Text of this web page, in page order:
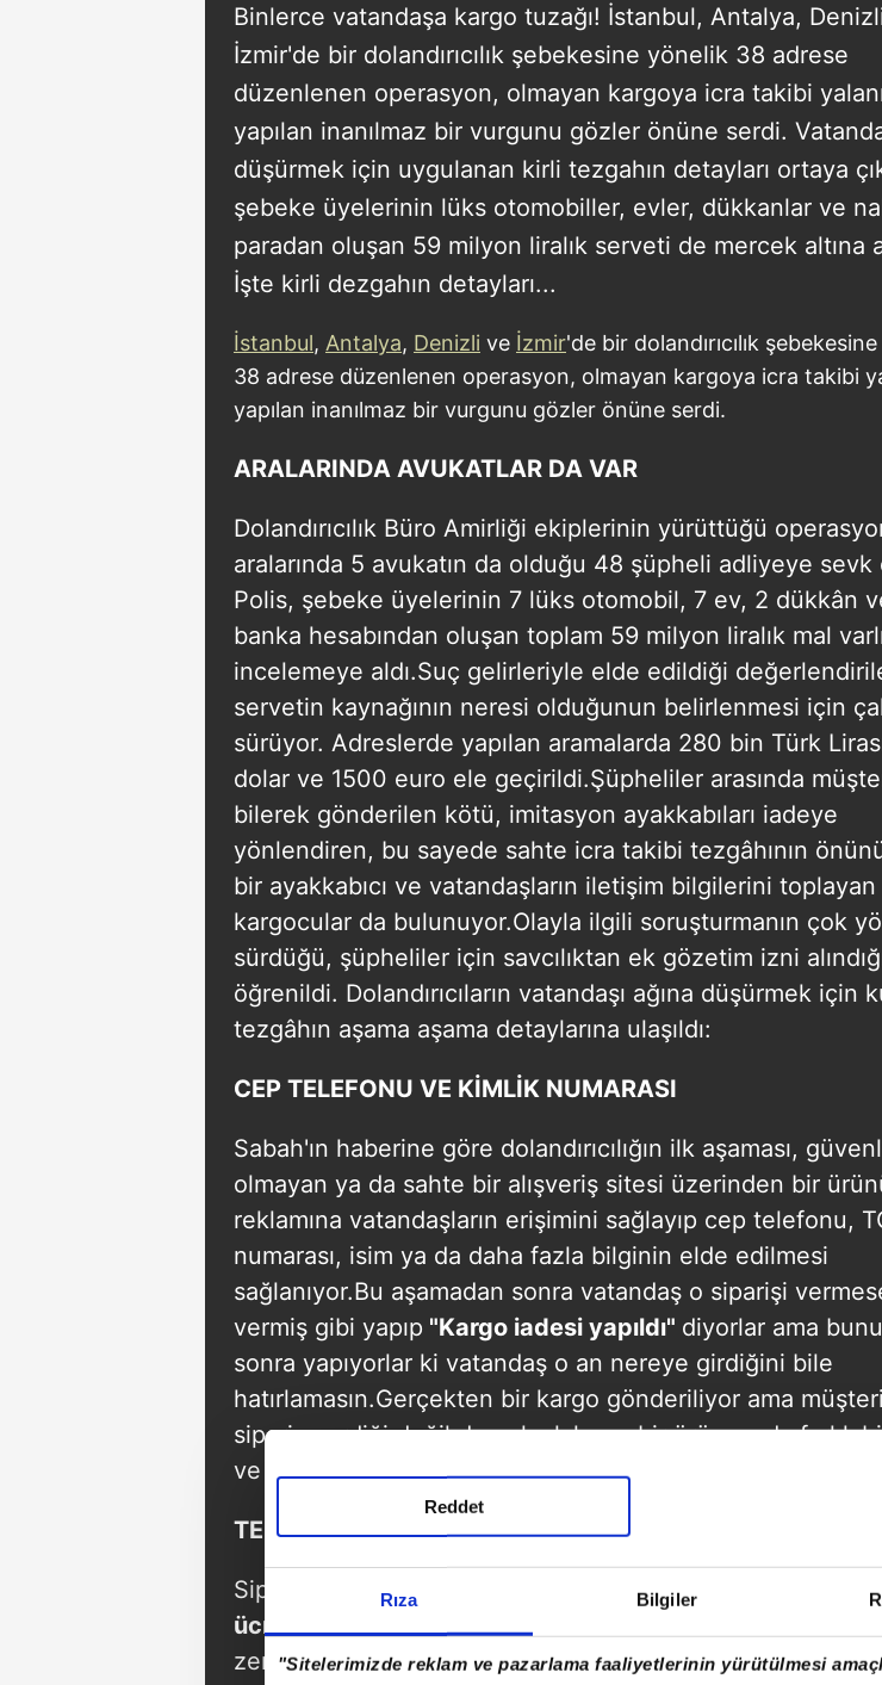
Rıza Bilgiler
"Sitelerimizde reklam ve pazarlama faaliyetlerinin yürütülmesi
Reddet
Binlerce vatandaşa kargo tuzağı! İstanbul, Antalya,
İzmir'de bir dolandırıcılık şebekesine yönelik 38 adrese
düzenlenen operasyon, olmayan kargoya icra takibi
yapılan inanılmaz bir vurgunu gözler önüne serdi.
düşürmek için uygulanan kirli tezgahın detayları ortaya
şebeke üyelerinin lüks otomobiller, evler, dükkanlar ve
paradan oluşan 59 milyon liralık serveti de mercek altına
İşte kirli dezgahın detayları...
İstanbul, Antalya, Denizli ve İzmir'de bir dolandırıcılık
38 adrese düzenlenen operasyon, olmayan kargoya icra takibi
yapılan inanılmaz bir vurgunu gözler önüne serdi.
ARALARINDA AVUKATLAR DA VAR
Dolandırıcılık Büro Amirliği ekiplerinin yürüttüğü
aralarında 5 avukatın da olduğu 48 şüpheli adliyeye sevk
Polis, şebeke üyelerinin 7 lüks otomobil, 7 ev, 2 dükkân
banka hesabından oluşan toplam 59 milyon liralık mal
incelemeye aldı.Suç gelirleriyle elde edildiği
servetin kaynağının neresi olduğunun belirlenmesi için
sürüyor. Adreslerde yapılan aramalarda 280 bin Türk
dolar ve 1500 euro ele geçirildi.Şüpheliler arasında
bilerek gönderilen kötü, imitasyon ayakkabıları iadeye
yönlendiren, bu sayede sahte icra takibi tezgâhının
bir ayakkabıcı ve vatandaşların iletişim bilgilerini toplayan
kargocular da bulunuyor.Olayla ilgili soruşturmanın çok
sürdüğü, şüpheliler için savcılıktan ek gözetim izni
öğrenildi. Dolandırıcıların vatandaşı ağına düşürmek için
tezgâhın aşama aşama detaylarına ulaşıldı:
CEP TELEFONU VE KİMLİK NUMARASI
Sabah'ın haberine göre dolandırıcılığın ilk aşaması,
olmayan ya da sahte bir alışveriş sitesi üzerinden bir
reklamına vatandaşların erişimini sağlayıp cep telefonu,
numarası, isim ya da daha fazla bilginin elde edilmesi
sağlanıyor.Bu aşamadan sonra vatandaş o siparişi
vermiş gibi yapıp "Kargo iadesi yapıldı" diyorlar ama
sonra yapıyorlar ki vatandaş o an nereye girdiğini bile
hatırlamasın.Gerçekten bir kargo gönderiliyor ama
sipariş verdiği değil de çok alakasız bir ürün ya da farklı
ve beden gönderilerek iade sağlanıyor.
TEZGAHA YASAL ZEMİN
Sipariş sırasında vatandaşa fark edemeyeceği şekilde
ücreti size aittir"
yazılı bir kutucuk işaretlettirilerek
zemin hazırlanıyor.Şebekedeki avukatlar ya sahte olarak